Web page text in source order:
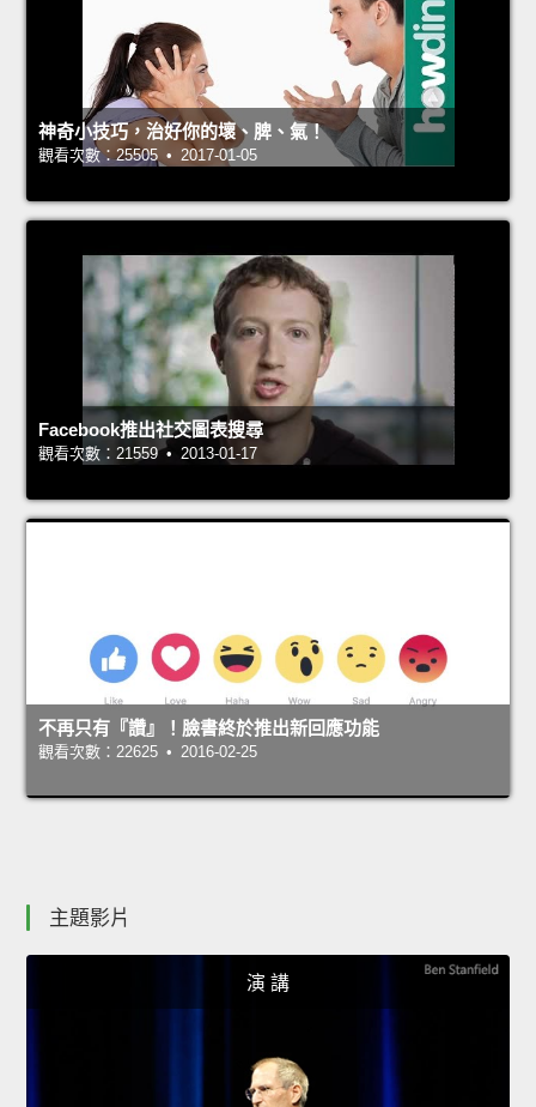
神奇小技巧，治好你的壞、脾、氣！
觀看次數：25505 • 2017-01-05
Facebook推出社交圖表搜尋
觀看次數：21559 • 2013-01-17
不再只有『讚』！臉書終於推出新回應功能
觀看次數：22625 • 2016-02-25
主題影片
演 講